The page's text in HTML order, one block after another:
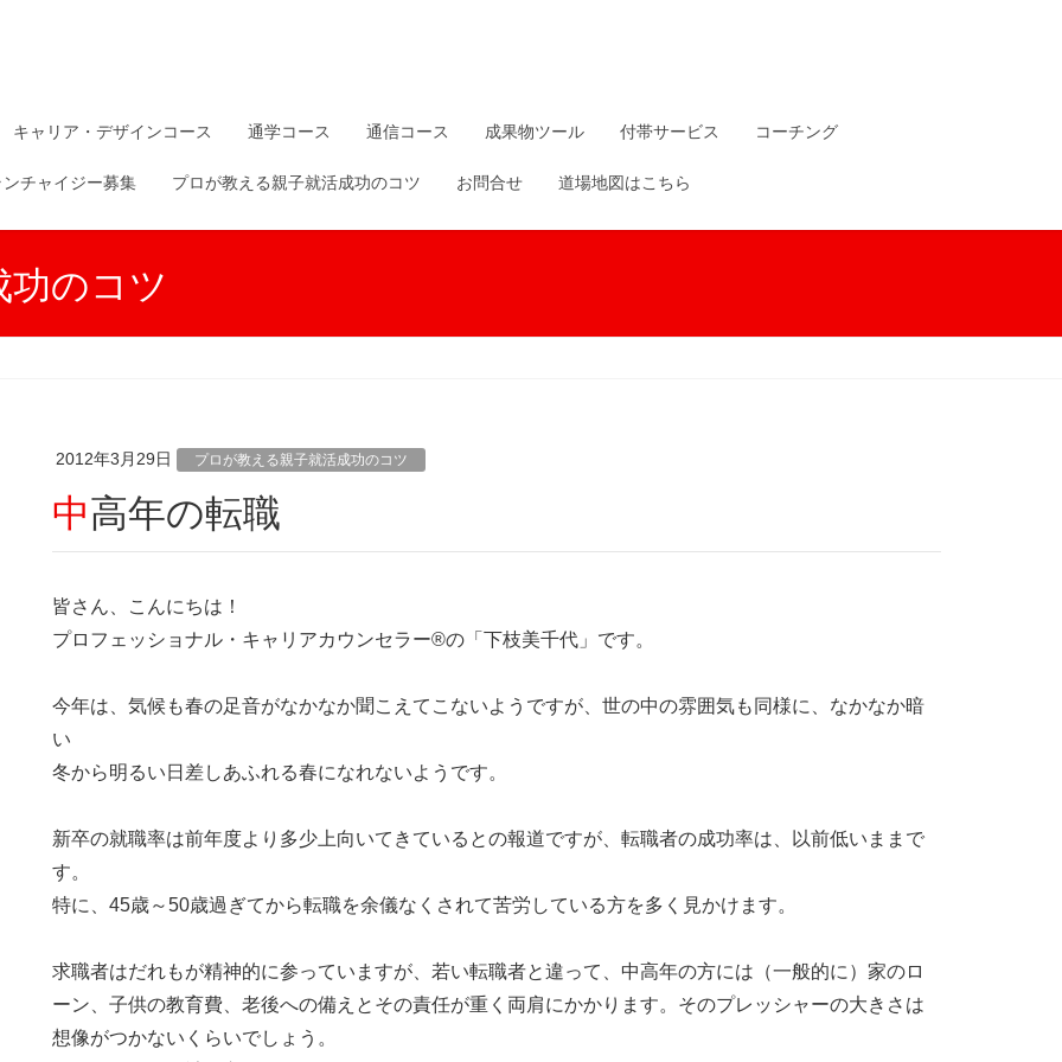
キャリア・デザインコース 通学コース 通信コース 成果物ツール 付帯サービス コーチング
ンチャイジー募集 プロが教える親子就活成功のコツ お問合せ 道場地図はこちら
のコツ
2012年3月29日 プロが教える親子就活成功のコツ
中高年の転職
皆さん、こんにちは！
プロフェッショナル・キャリアカウンセラー®の「下枝美千代」です。
今年は、気候も春の足音がなかなか聞こえてこないようですが、世の中の雰囲気も同様に、なかなか暗
い
冬から明るい日差しあふれる春になれないようです。
新卒の就職率は前年度より多少上向いてきているとの報道ですが、転職者の成功率は、以前低いままで
す。
特に、45歳～50歳過ぎてから転職を余儀なくされて苦労している方を多く見かけます。
求職者はだれもが精神的に参っていますが、若い転職者と違って、中高年の方には（一般的に）家のロ
ーン、子供の教育費、老後への備えとその責任が重く両肩にかかります。そのプレッシャーの大きさは
想像がつかないくらいでしょう。